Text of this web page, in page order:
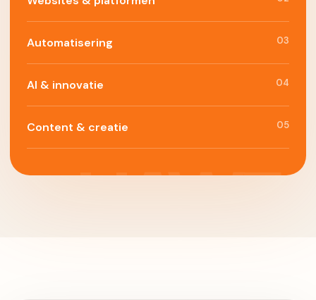
Automatisering 03
AI & innovatie 04
Content & creatie 05